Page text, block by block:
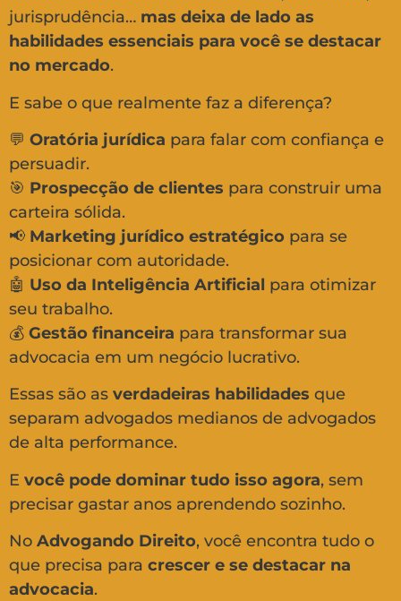
jurisprudência… mas deixa de lado as
habilidades essenciais para você se destacar
no mercado.
E sabe o que realmente faz a diferença?
💬 Oratória jurídica para falar com confiança e
persuadir.
🎯 Prospecção de clientes para construir uma
carteira sólida.
📢 Marketing jurídico estratégico para se
posicionar com autoridade.
🤖 Uso da Inteligência Artificial para otimizar
seu trabalho.
💰 Gestão financeira para transformar sua
advocacia em um negócio lucrativo.
Essas são as verdadeiras habilidades que
separam advogados medianos de advogados
de alta performance.
E você pode dominar tudo isso agora, sem
precisar gastar anos aprendendo sozinho.
No Advogando Direito, você encontra tudo o
que precisa para crescer e se destacar na
advocacia.